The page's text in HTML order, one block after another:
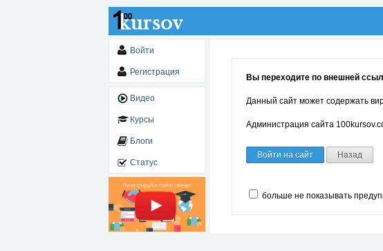
Войти
Регистрация
Видео
Курсы
Блоги
Статус
Вы переходите по внешней
Данный сайт может содержать
Администрация сайта
Войти на сайт Назад
больше не показывать